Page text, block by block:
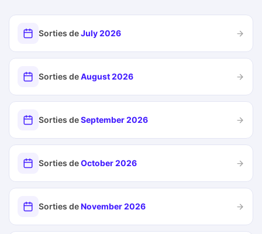
Sorties deJuly 2026
Sorties deAugust 2026
Sorties deSeptember 2026
Sorties deOctober 2026
Sorties deNovember 2026